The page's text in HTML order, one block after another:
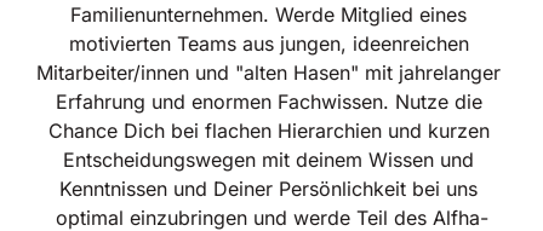
Familienunternehmen. Werde Mitglied eines
motivierten Teams aus jungen, ideenreichen
Mitarbeiter/innen und "alten Hasen" mit jahrelanger
Erfahrung und enormen Fachwissen. Nutze die
Chance Dich bei flachen Hierarchien und kurzen
Entscheidungswegen mit deinem Wissen und
Kenntnissen und Deiner Persönlichkeit bei uns
optimal einzubringen und werde Teil des Alfha-